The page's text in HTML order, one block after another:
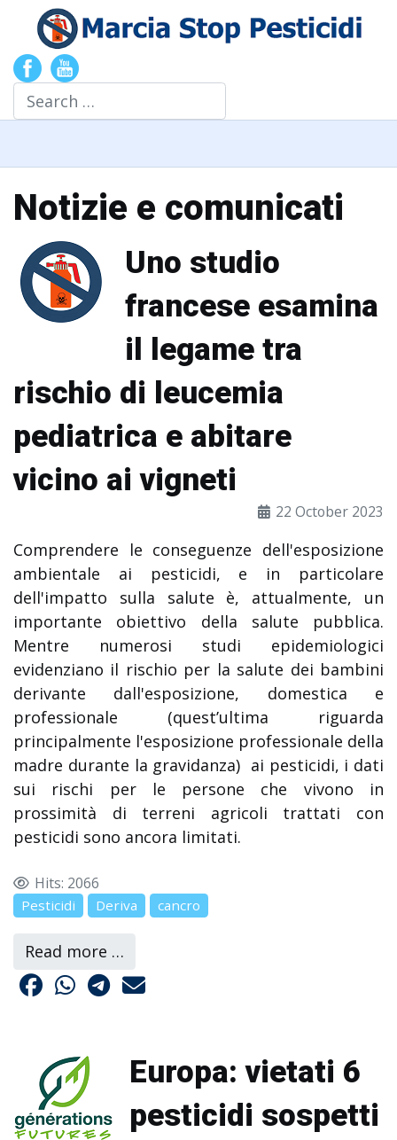
Search
Notizie e comunicati
Uno studio
francese esamina
il legame tra
rischio di leucemia
pediatrica e abitare
vicino ai vigneti
22 October 2023
Comprendere le conseguenze dell'esposizione
ambientale ai pesticidi, e in particolare
dell'impatto sulla salute è, attualmente, un
importante obiettivo della salute pubblica.
Mentre numerosi studi epidemiologici
evidenziano il rischio per la salute dei bambini
derivante dall'esposizione, domestica e
professionale (quest’ultima riguarda
principalmente l'esposizione professionale della
madre durante la gravidanza) ai pesticidi, i dati
sui rischi per le persone che vivono in
prossimità di terreni agricoli trattati con
pesticidi sono ancora limitati.
Hits: 2066
Pesticidi Deriva cancro
Read more …
Europa: vietati 6
pesticidi sospetti